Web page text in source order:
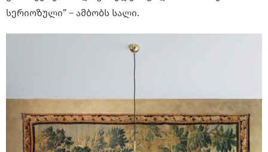
სერიოზული” – ამბობს სალი.